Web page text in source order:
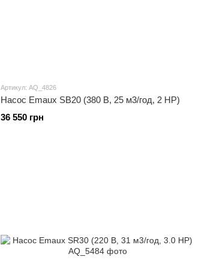
Артикул: AQ_4826
Насос Emaux SB20 (380 В, 25 м3/год, 2 HP)
36 550 грн